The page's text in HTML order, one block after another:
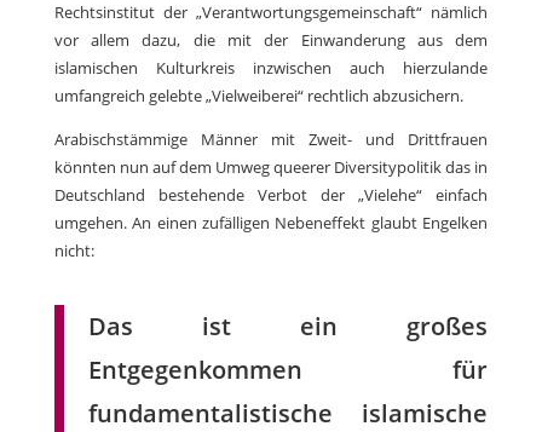
Rechtsinstitut der „Verantwortungsgemeinschaft“ nämlich
vor allem dazu, die mit der Einwanderung aus dem
islamischen Kulturkreis inzwischen auch hierzulande
umfangreich gelebte „Vielweiberei“ rechtlich abzusichern.
Arabischstämmige Männer mit Zweit- und Drittfrauen
könnten nun auf dem Umweg queerer Diversitypolitik das in
Deutschland bestehende Verbot der „Vielehe“ einfach
umgehen. An einen zufälligen Nebeneffekt glaubt Engelken
nicht:
Das ist ein großes
Entgegenkommen für
fundamentalistische islamische